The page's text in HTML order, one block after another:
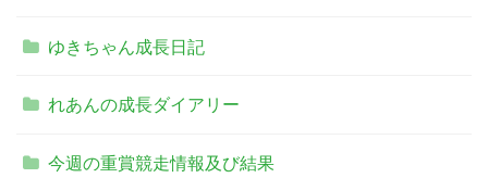
ゆきちゃん成長日記
れあんの成長ダイアリー
今週の重賞競走情報及び結果